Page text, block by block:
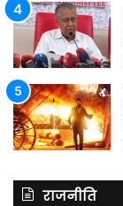
राजनीति